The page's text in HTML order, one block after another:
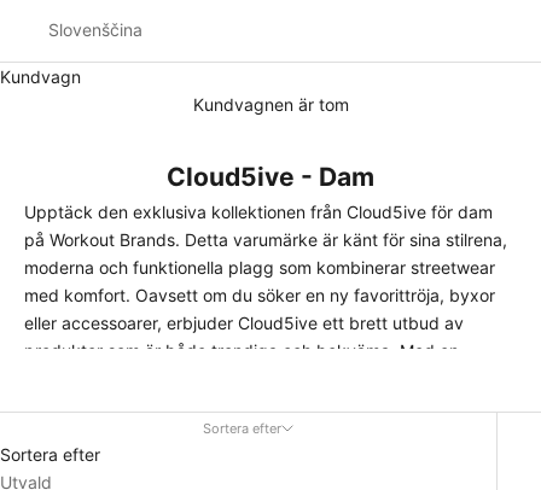
Slovenščina
Kundvagn
Kundvagnen är tom
Cloud5ive - Dam
Upptäck den exklusiva kollektionen från Cloud5ive för dam
på Workout Brands. Detta varumärke är känt för sina stilrena,
moderna och funktionella plagg som kombinerar streetwear
med komfort. Oavsett om du söker en ny favorittröja, byxor
eller accessoarer, erbjuder Cloud5ive ett brett utbud av
produkter som är både trendiga och bekväma. Med en
Stil och Funktion i Harmoni
Cloud5ive för dam är designat för att spegla den moderna
Sortera efter
Sortera efter
Utvald